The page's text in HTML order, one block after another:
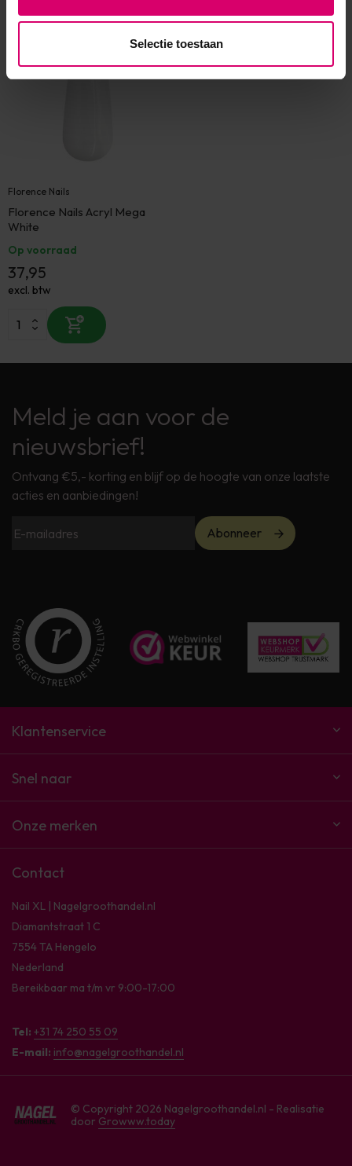
Selectie toestaan
Florence Nails
Florence Nails Acryl Mega
White
Op voorraad
37,95
excl. btw
Meld je aan voor de
nieuwsbrief!
Ontvang €5,- korting en blijf op de hoogte van onze laatste
acties en aanbiedingen!
Abonneer
Klantenservice
Snel naar
Onze merken
Contact
Nail XL | Nagelgroothandel.nl
Diamantstraat 1 C
7554 TA Hengelo
Nederland
Bereikbaar ma t/m vr 9:00-17:00
Tel: +31 74 250 55 09
E-mail: info@nagelgroothandel.nl
© Copyright 2026 Nagelgroothandel.nl - Realisatie
door Growww.today